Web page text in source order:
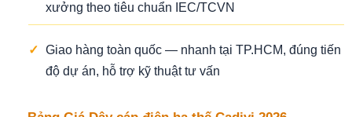
xưởng theo tiêu chuẩn IEC/TCVN
✓ Giao hàng toàn quốc — nhanh tại TP.HCM, đúng tiến
độ dự án, hỗ trợ kỹ thuật tư vấn